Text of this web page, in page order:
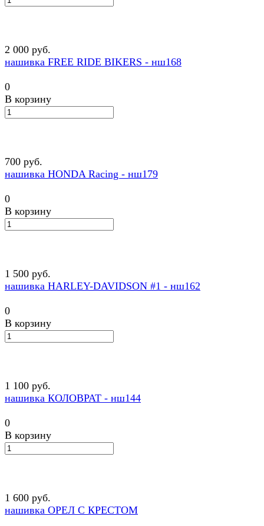
2 000 руб.
нашивка FREE RIDE BIKERS - нш168
0
В корзину
700 руб.
нашивка HONDA Racing - нш179
0
В корзину
1 500 руб.
нашивка HARLEY-DAVIDSON #1 - нш162
0
В корзину
1 100 руб.
нашивка КОЛОВРАТ - нш144
0
В корзину
1 600 руб.
нашивка ОРЕЛ С КРЕСТОМ